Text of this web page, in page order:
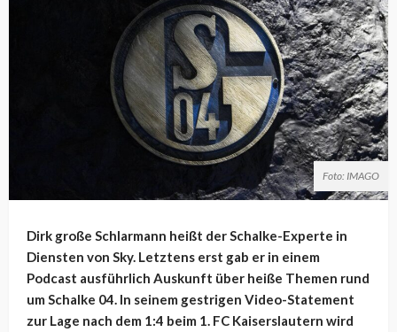
Foto: IMAGO
Dirk große Schlarmann heißt der Schalke-Experte in
Diensten von Sky. Letztens erst gab er in einem
Podcast ausführlich Auskunft über heiße Themen rund
um Schalke 04. In seinem gestrigen Video-Statement
zur Lage nach dem 1:4 beim 1. FC Kaiserslautern wird